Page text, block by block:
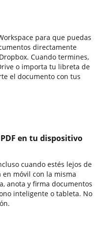
para que puedas
directamente
Cuando termines,
o importa tu libreta de
el documento con tus
en tu dispositivo
cuando estés lejos de
móvil con la misma
anota y firma documentos
inteligente o tableta. No